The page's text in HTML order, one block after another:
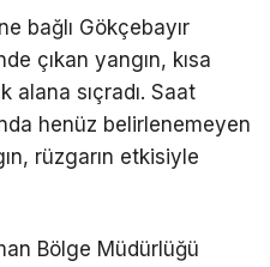
bağlı Gökçebayır
çıkan yangın, kısa
alana sıçradı. Saat
henüz belirlenemeyen
rüzgarın etkisiyle
Bölge Müdürlüğü